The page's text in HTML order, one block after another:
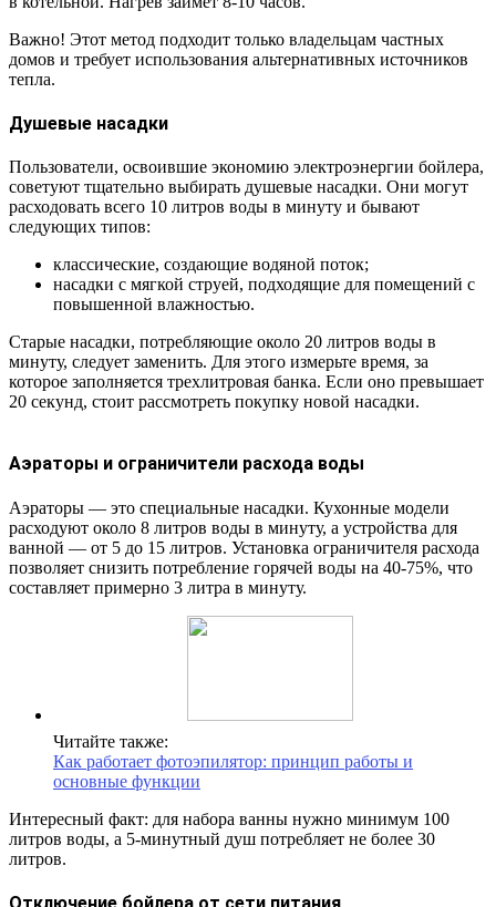
Важно! Этот метод подходит только владельцам частных
домов и требует использования альтернативных источников
тепла.
Душевые насадки
Пользователи, освоившие экономию электроэнергии бойлера,
советуют тщательно выбирать душевые насадки. Они могут
расходовать всего 10 литров воды в минуту и бывают
следующих типов:
классические, создающие водяной поток;
насадки с мягкой струей, подходящие для помещений с
повышенной влажностью.
Старые насадки, потребляющие около 20 литров воды в
минуту, следует заменить. Для этого измерьте время, за
которое заполняется трехлитровая банка. Если оно превышает
20 секунд, стоит рассмотреть покупку новой насадки.
Аэраторы и ограничители расхода воды
Аэраторы — это специальные насадки. Кухонные модели
расходуют около 8 литров воды в минуту, а устройства для
ванной — от 5 до 15 литров. Установка ограничителя расхода
позволяет снизить потребление горячей воды на 40-75%, что
составляет примерно 3 литра в минуту.
Читайте также:
Как работает фотоэпилятор: принцип работы и
основные функции
Интересный факт: для набора ванны нужно минимум 100
литров воды, а 5-минутный душ потребляет не более 30
литров.